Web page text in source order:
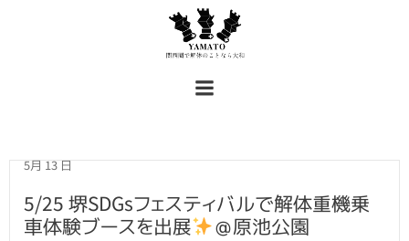
コ
ン
テ
ン
ツ
へ
プ
5月 13日
5/25 堺SDGsフェスティバルで解体重機乗
車体験ブースを出展
＠原池公園